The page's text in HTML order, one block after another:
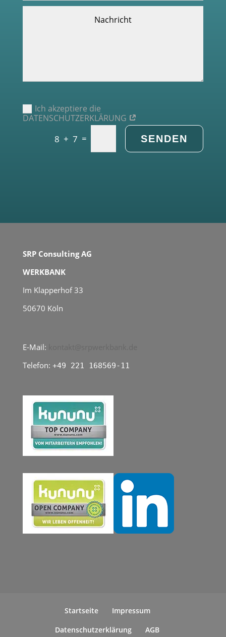
Ich akzeptiere die
DATENSCHUTZERKLÄRUNG
8 + 7 = SENDEN
SRP Consulting AG
WERKBANK
Im Klapperhof 33
50670 Köln
E-Mail:
Telefon: +49 221 168569-11
Startseite
Impressum
Datenschutzerklärung
AGB